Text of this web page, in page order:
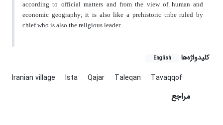
according to official matters and from the view of human and
economic geography; it is also like a prehistoric tribe ruled by
chief who is also the religious leader.
کلیدواژه‌ها English
Iranian village Ista Qajar Taleqan Tavaqqof
مراجع